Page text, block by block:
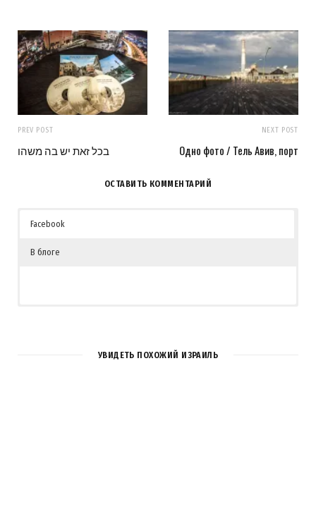
PREV POST
בכל זאת יש בה משהו
NEXT POST
Одно фото / Тель Авив, порт
ОСТАВИТЬ КОММЕНТАРИЙ
Facebook
В блоге
УВИДЕТЬ ПОХОЖИЙ ИЗРАИЛЬ